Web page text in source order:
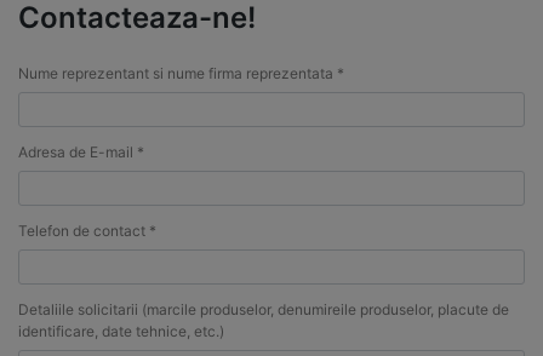
Contacteaza-ne!
Nume reprezentant si nume firma reprezentata *
Adresa de E-mail *
Telefon de contact *
Detaliile solicitarii (marcile produselor, denumireile produselor, placute de
identificare, date tehnice, etc.)